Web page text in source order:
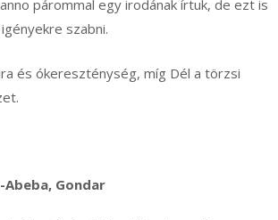
párommal egy irodának írtuk, de ezt is
szabni.
és ókereszténység, míg Dél a törzsi
Abeba, Gondar